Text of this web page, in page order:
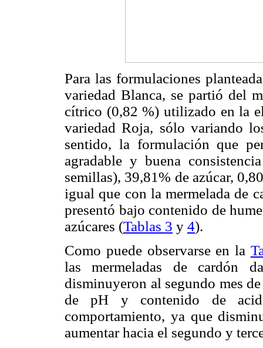
Para las formulaciones
variedad Blanca, se partió del
cítrico (0,82 %) utilizado en la
variedad Roja, sólo variando
sentido, la formulación que
agradable y buena
semillas), 39,81% de azúcar,
igual que con la mermelada de
presentó bajo contenido de
azúcares (Tablas 3 y 4).
Como puede observarse en la
las mermeladas de cardón
disminuyeron al segundo mes
de pH y contenido de
comportamiento, ya que
aumentar hacia el segundo y